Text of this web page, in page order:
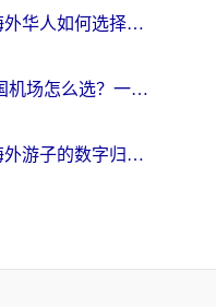
迅游和回国好用吗？海外华人如何选择靠谱的回国加速器
海外党必看：Clash回国机场怎么选？一篇搞定无缝访问国内资源的全攻略
穿梭和松果哪个好？海外游子的数字归乡路，到底该怎么选